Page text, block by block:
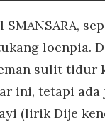
loenpia.
sulit
ini, tetapi
(lirik Dije